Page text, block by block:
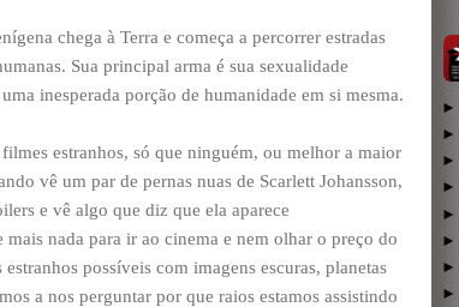
chega à Terra e começa a percorrer estradas
Sua principal arma é sua sexualidade
inesperada porção de humanidade em si mesma.
estranhos, só que ninguém, ou melhor a maior
vê um par de pernas nuas de Scarlett Johansson,
e vê algo que diz que ela aparece
nada para ir ao cinema e nem olhar o preço do
possíveis com imagens escuras, planetas
a nos perguntar por que raios estamos assistindo
►
►
►
►
►
►
►
►